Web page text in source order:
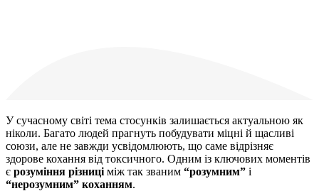
У сучасному світі тема стосунків залишається актуальною як
ніколи. Багато людей прагнуть побудувати міцні й щасливі
союзи, але не завжди усвідомлюють, що саме відрізняє
здорове кохання від токсичного. Одним із ключових моментів
є розуміння різниці між так званим “розумним” і
“нерозумним” коханням.